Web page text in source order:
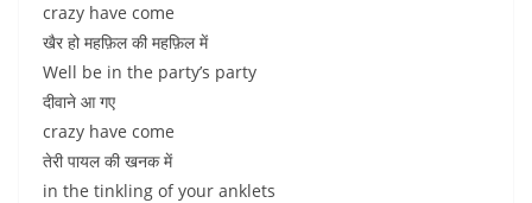
crazy have come
खैर हो महफ़िल की महफ़िल में
Well be in the party’s party
दीवाने आ गए
crazy have come
तेरी पायल की खनक में
in the tinkling of your anklets